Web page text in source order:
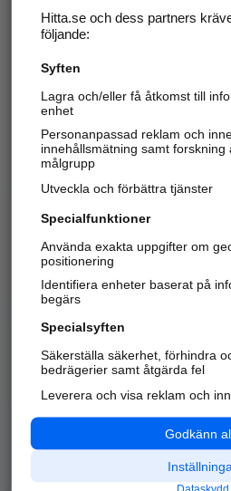
Hitta.se - Gratis
Sök företag, personer och platser.
Hitta telefonnummer, adresser,
Kom
Alla kategorier
API & Kartor
Hitta.se och dess partners
följande:
Syften
Lagra och/eller få åtkomst till
enhet
Personanpassad reklam och
innehållsmätning samt forskning
målgrupp
Utveckla och förbättra tjänster
Specialfunktioner
Använda exakta uppgifter om
positionering
Identifiera enheter baserat på
begärs
Specialsyften
Säkerställa säkerhet, förhindra
bedrägerier samt åtgärda fel
Leverera och visa reklam och
Godkänn
Dataskydd